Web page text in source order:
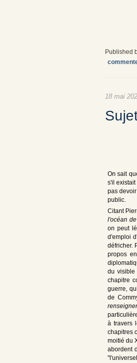
Published
18 mai
On sait
s'il
pas
public.
Citant
l'océan
on peut
d'emploi
défricher.
propos
du visible
chapitre
guerre,
de
à travers
chapitres
moitié du
abordent